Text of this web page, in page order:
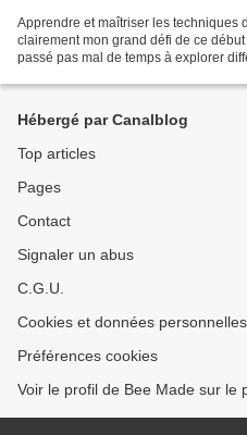
Apprendre et maîtriser les techniques
clairement mon grand défi de ce
passé pas mal de temps à explorer
Hébergé par Canalblog
Top articles
Pages
Contact
Signaler un abus
C.G.U.
Cookies et données personnelles
Préférences cookies
Voir le profil de Bee Made sur le